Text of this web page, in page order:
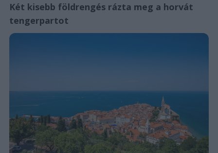
Két kisebb földrengés rázta meg a horvát
tengerpartot